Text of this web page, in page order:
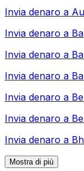
Invia denaro a
Invia denaro a
Invia denaro a
Invia denaro a
Invia denaro a
Invia denaro a
Invia denaro a
Mostra di più